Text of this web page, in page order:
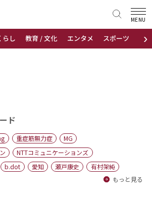
›
らし 教育 / 文化 エンタメ スポーツ 地域
MENU
ド
重症筋無力症
MG
NTTコミュニケーションズ
b.dot 愛知 瀬戸康史
有村架純
もっと見る